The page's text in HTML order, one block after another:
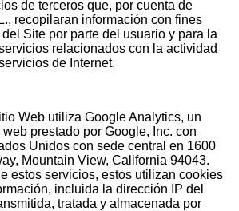
de terceros que, por cuenta de
recopilaran información con fines
Site por parte del usuario y para la
relacionados con la actividad
de Internet.
Web utiliza Google Analytics, un
prestado por Google, Inc. con
Unidos con sede central en 1600
Mountain View, California 94043.
estos servicios, estos utilizan cookies
incluida la dirección IP del
tratada y almacenada por